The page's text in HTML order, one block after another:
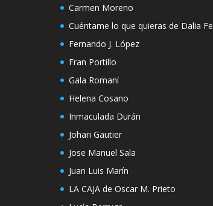
Carmen Moreno
Cuéntame lo que quieras de Dalia
Fernando J. López
Fran Portillo
Gala Romaní
Helena Cosano
Inmaculada Durán
Johari Gautier
Jose Manuel Sala
Juan Luis Marín
LA CAJA de Oscar M. Prieto